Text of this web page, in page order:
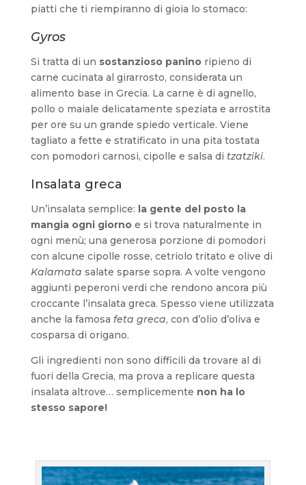
piatti che ti riempiranno di gioia lo stomaco:
Gyros
Si tratta di un sostanzioso paninoripieno di
carne cucinata al girarrosto, considerata un
alimento base in Grecia. La carne è di agnello,
pollo o maiale delicatamente speziata e arrostita
per ore su un grande spiedo verticale. Viene
tagliato a fette e stratificato in una pita tostata
con pomodori carnosi, cipolle e salsa di tzatziki.
Insalata greca
Un’insalata semplice: la gente del posto la
mangia ogni giornoe si trova naturalmente in
ogni menù; una generosa porzione di pomodori
con alcune cipolle rosse, cetriolo tritato e olive di
Kalamata salate sparse sopra. A volte vengono
aggiunti peperoni verdi che rendono ancora più
croccante l’insalata greca. Spesso viene utilizzata
anche la famosa feta greca, con d’olio d’oliva e
cosparsa di origano.
Gli ingredienti non sono difficili da trovare al di
fuori della Grecia, ma prova a replicare questa
insalata altrove… semplicemente non ha lo
stesso sapore!